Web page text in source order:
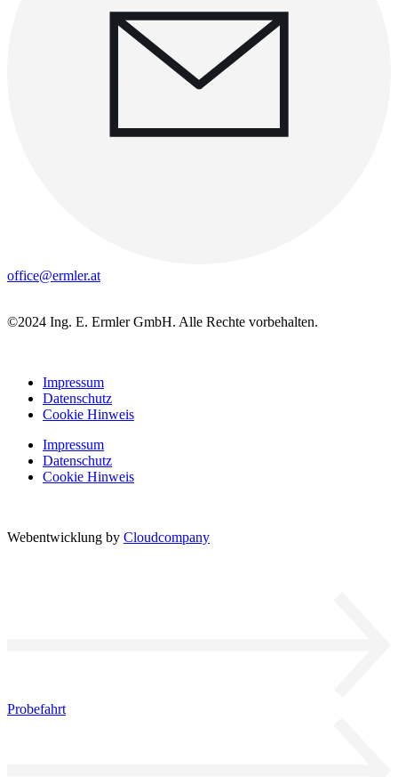
office@ermler.at
©2024 Ing. E. Ermler GmbH. Alle Rechte vorbehalten.
Impressum
Datenschutz
Cookie Hinweis
Impressum
Datenschutz
Cookie Hinweis
Webentwicklung by Cloudcompany
Probefahrt